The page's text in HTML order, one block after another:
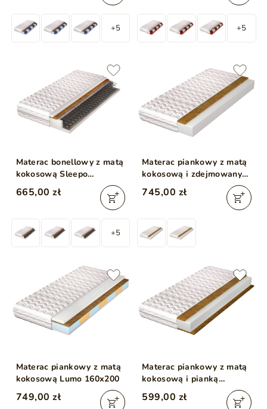
+5 +5
Materac bonellowy z matą
kokosową Sleepo
160x200
665,00 zł
+5
Materac piankowy z matą
kokosową i zdejmowanym
pokrowcem Tomi 15
160x200
745,00 zł
Materac piankowy z matą
kokosową Lumo 160x200
749,00 zł
Materac piankowy z matą
kokosową i pianką
poliuretanową Fino 10
160x200
599,00 zł